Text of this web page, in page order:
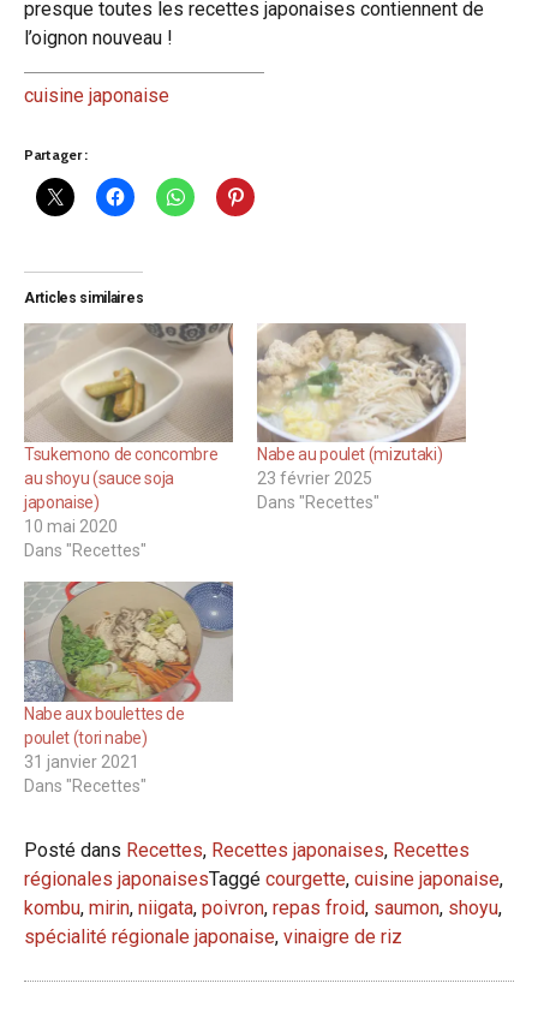
presque toutes les recettes japonaises contiennent de
l’oignon nouveau !
cuisine japonaise
Partager :
Articles similaires
Tsukemono de concombre
au shoyu (sauce soja
japonaise)
10 mai 2020
Dans "Recettes"
Nabe au poulet (mizutaki)
23 février 2025
Dans "Recettes"
Nabe aux boulettes de
poulet (tori nabe)
31 janvier 2021
Dans "Recettes"
Posté dans Recettes, Recettes japonaises, Recettes
régionales japonaisesTaggé courgette, cuisine japonaise,
kombu, mirin, niigata, poivron, repas froid, saumon, shoyu,
spécialité régionale japonaise, vinaigre de riz